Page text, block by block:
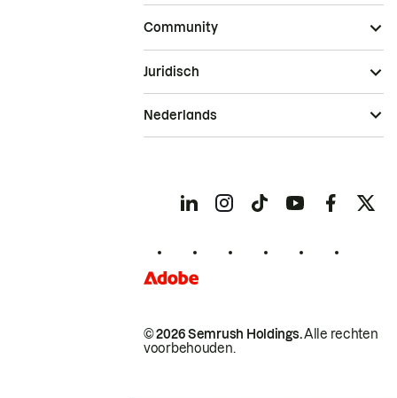
Community
© 2026 Semrush Holdings.Alle rechten
voorbehouden.
Juridisch
Nederlands